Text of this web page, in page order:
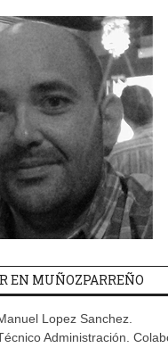
EN MUÑOZPARREÑO
Lopez Sanchez.
Administración.